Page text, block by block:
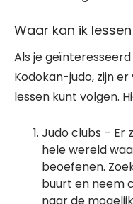
Waar kan ik
Als je
Kodokan-judo, zijn
lessen kunt volgen.
Judo clubs – Er
hele wereld
beoefenen.
buurt en neem